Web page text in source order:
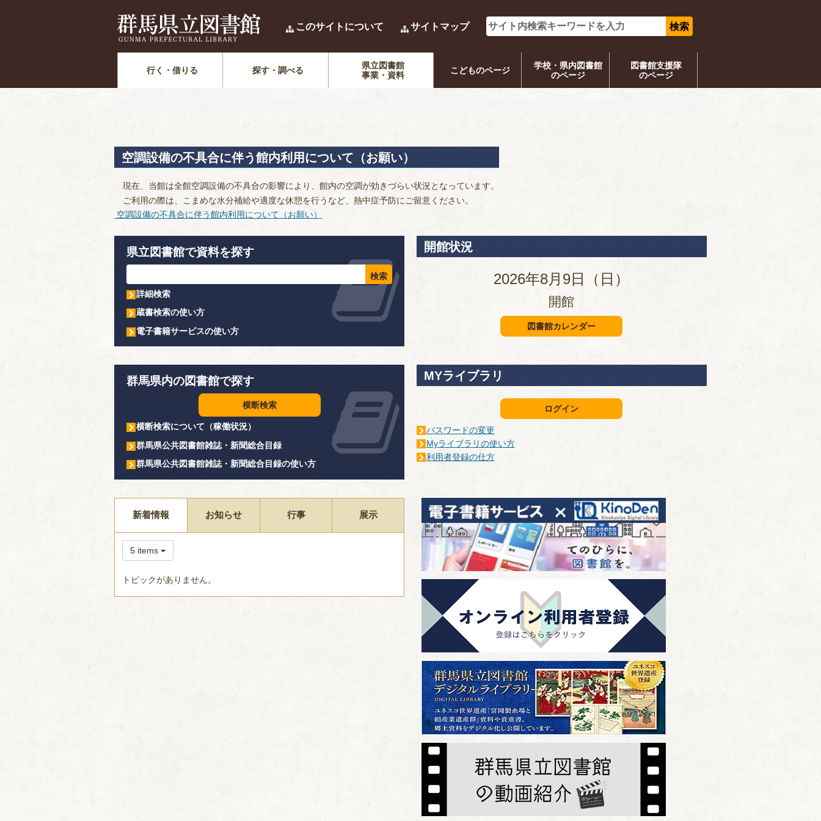
このサイトについて サイトマップ
行く・借りる 探す・調べる
県立図書館
事業・資料
こどものページ
学校・県内図書館
のページ
図書館支援隊
のページ
空調設備の不具合に伴う館内利用について（お願い）
現在、当館は全館空調設備の不具合の影響により、館内の空調が効きづらい状況となっています。
ご利用の際は、こまめな水分補給や適度な休憩を行うなど、熱中症予防にご留意ください。
空調設備の不具合に伴う館内利用について（お願い）
県立図書館で資料を探す
詳細検索
蔵書検索の使い方
電子書籍サービスの使い方
群馬県内の図書館で探す
横断検索
横断検索について（稼働状況）
群馬県公共図書館雑誌・新聞総合目録
群馬県公共図書館雑誌・新聞総合目録の使い方
MYライブラリ
ログイン
パスワードの変更
Myライブラリの使い方
利用者登録の仕方
開館状況
2026年8月9日（日）
開館
図書館カレンダー
新着情報 お知らせ 行事 展示
5 items
トピックがありません。